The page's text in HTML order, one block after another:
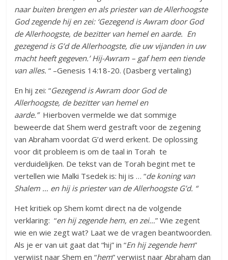
naar buiten brengen en als priester van de Allerhoogste
God zegende hij en zei: ‘Gezegend is Awram door God
de Allerhoogste, de bezitter van hemel en aarde. En
gezegend is G’d de Allerhoogste, die uw vijanden in uw
macht heeft gegeven.’ Hij-Awram – gaf hem een tiende
van alles. “ –Genesis 14:18-20. (Dasberg vertaling)
En hij zei: “Gezegend is Awram door God de
Allerhoogste, de bezitter van hemel en
aarde.”Hierboven vermelde we dat sommige
beweerde dat Shem werd gestraft voor de zegening
van Abraham voordat G’d werd erkent. De oplossing
voor dit probleem is om de taal in Torah te
verduidelijken. De tekst van de Torah begint met te
vertellen wie Malki Tsedek is: hij is … “de koning van
Shalem … en hij is priester van de Allerhoogste G’d. “
Het kritiek op Shem komt direct na de volgende
verklaring: “en hij zegende hem, en zei…” Wie zegent
wie en wie zegt wat? Laat we de vragen beantwoorden.
Als je er van uit gaat dat “hij” in “En hij zegende hem”
verwijst naar Shem en “hem” verwijst naar Abraham dan